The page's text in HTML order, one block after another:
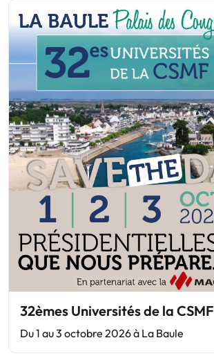
32èmes Universités de la CSMF
Du 1 au 3 octobre 2026 à La Baule